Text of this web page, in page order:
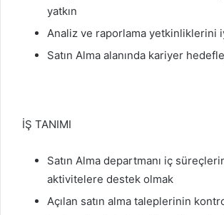
yatkın
Analiz ve raporlama yetkinliklerini
Satın Alma alanında kariyer
İŞ TANIMI
Satın Alma departmanı iç
aktivitelere destek olmak
Açılan satın alma taleplerinin